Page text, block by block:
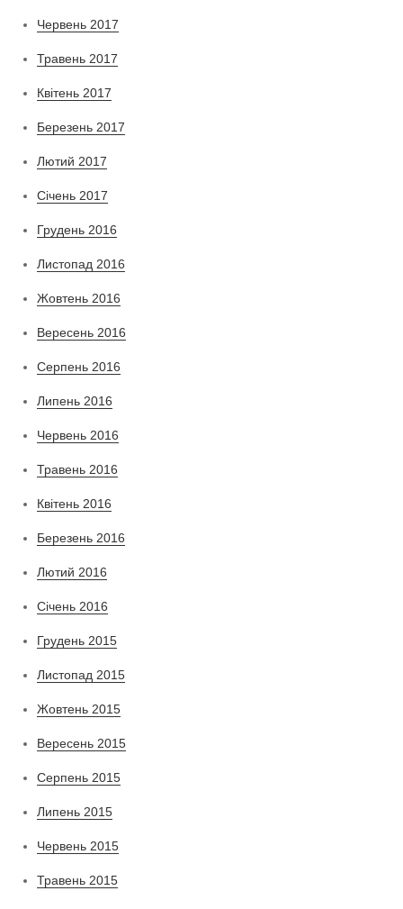
Червень 2017
Травень 2017
Квітень 2017
Березень 2017
Лютий 2017
Січень 2017
Грудень 2016
Листопад 2016
Жовтень 2016
Вересень 2016
Серпень 2016
Липень 2016
Червень 2016
Травень 2016
Квітень 2016
Березень 2016
Лютий 2016
Січень 2016
Грудень 2015
Листопад 2015
Жовтень 2015
Вересень 2015
Серпень 2015
Липень 2015
Червень 2015
Травень 2015